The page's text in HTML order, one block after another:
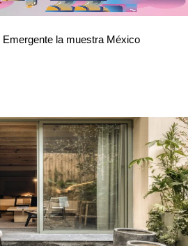
Emergente la muestra México